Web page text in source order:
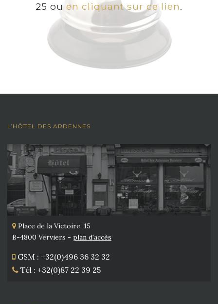
25 ou en cliquant sur ce lien.
L’HÔTEL DES ARDENNES
Place de la Victoire, 15
B-4800 Verviers - plan d'accès
GSM : +32(0)496 36 32 32
Tél : +32(0)87 22 39 25